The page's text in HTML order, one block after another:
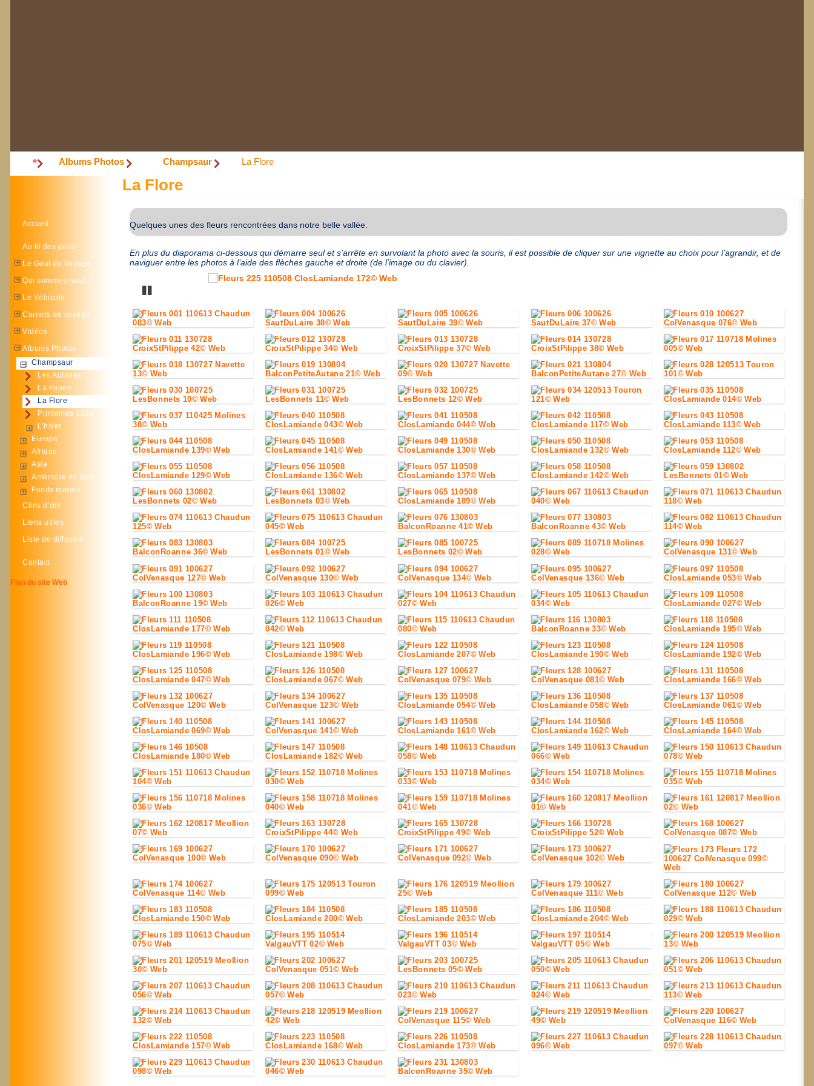
Albums Photos Champsaur La Flore
La Flore
Quelques unes des fleurs rencontrées dans notre belle vallée.
En plus du diaporama ci-dessous qui démarre seul et s’arrête en survolant la photo avec la souris, il est possible de cliquer sur une vignette au choix pour l’agrandir, et de
naviguer entre les photos à l’aide des flèches gauche et droite (de l’image ou du clavier).
Pause
Accueil
Au fil des jours
Le Gout du Voyage
Qui sommes nous ?
Le Véhicule
Carnets de voyage
Vidéos
Albums Photos
Champsaur
Les Autanes
La Faune
La Flore
Printemps 2020
L’hiver
Europe
Afrique
Asie
Amérique du Sud
Fonds marins
Clins d’œil
Liens utiles
Liste de diffusion
Contact
Plan du site Web